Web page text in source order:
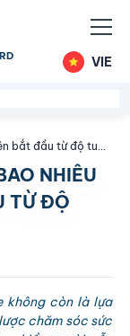
VIE
bắt đầu từ độ tuổi
NHIÊU
TỪ ĐỘ
không còn là lựa
chăm sóc sức